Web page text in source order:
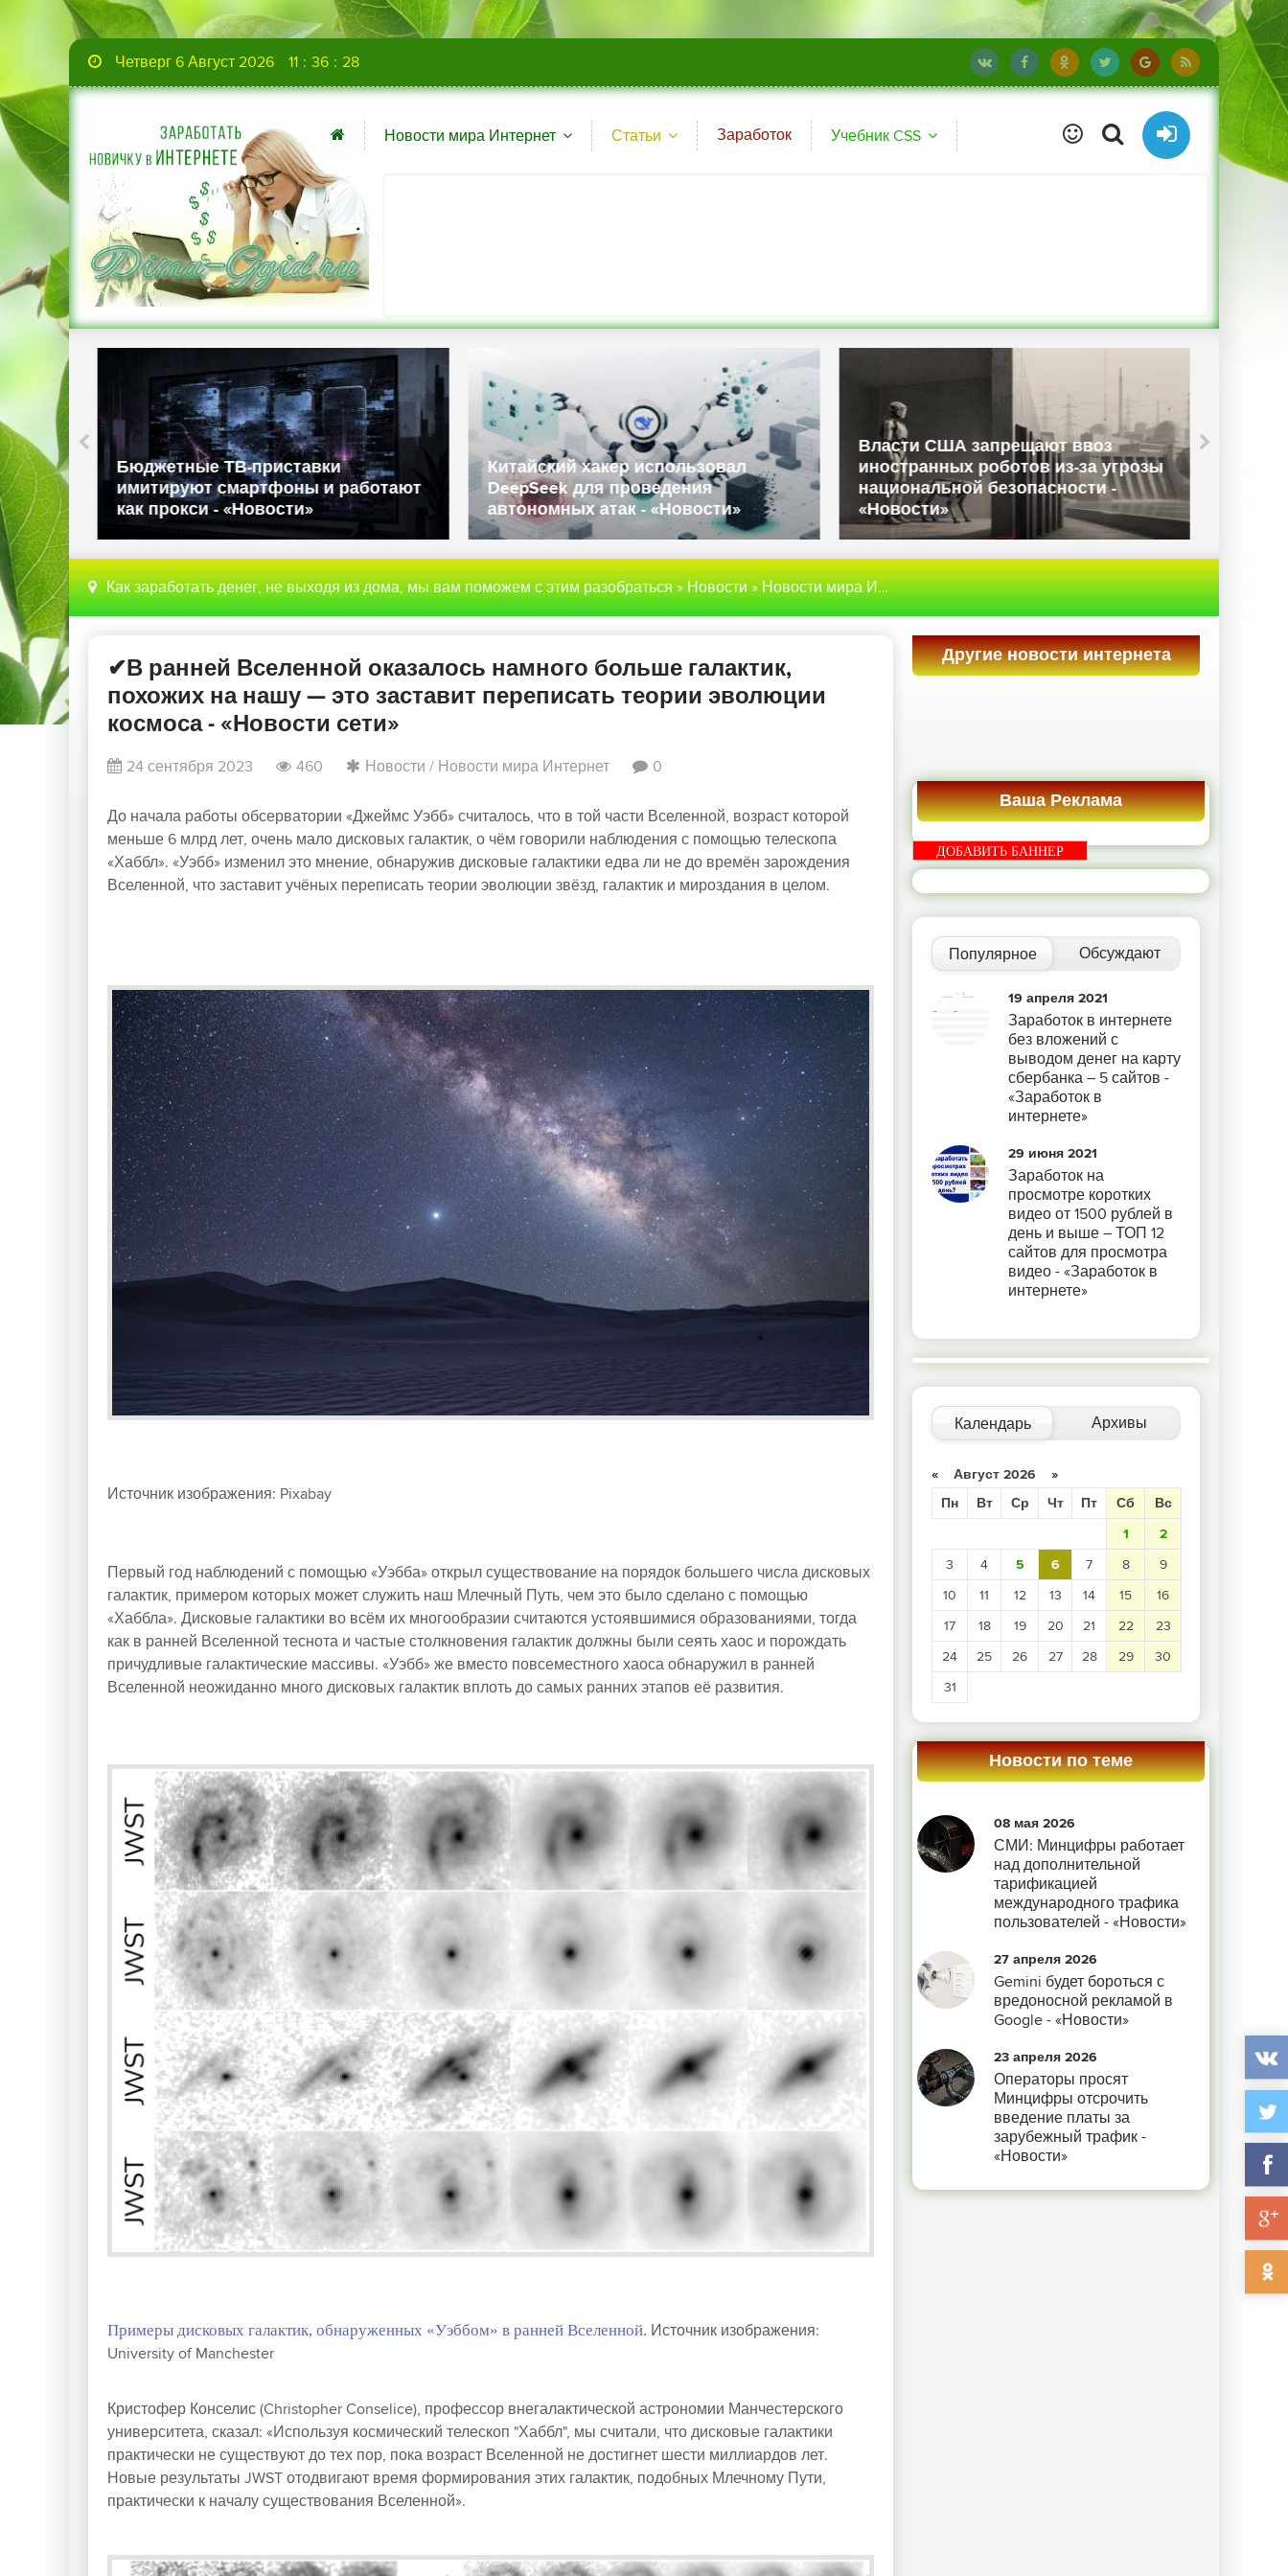
Четверг 6 Август 2026 11 : 36 : 29
Новости мира Интернет Статьи Заработок Учебник CSS
Власти США запрещают ввоз
иностранных роботов из-за угрозы
национальной безопасности -
«Новости»
Данные полиции и госслужащих
Великобритании попали в даркнет -
«Новости»
Apple потеряла почти $400 млрд
капитализации из-за
неутешительного прогноза -
«Новости сети»
Как заработать денег, не выходя из дома, мы вам поможем с этим разобраться»Новости»Новости мира Интернет » В ранней Вселенной оказалось намного
✔В ранней Вселенной оказалось намного больше галактик,
похожих на нашу — это заставит переписать теории эволюции
космоса - «Новости сети»
24 сентября 2023 460 Новости / Новости мира Интернет 0
До начала работы обсерватории «Джеймс Уэбб» считалось, что в той части Вселенной, возраст которой
меньше 6 млрд лет, очень мало дисковых галактик, о чём говорили наблюдения с помощью телескопа
«Хаббл». «Уэбб» изменил это мнение, обнаружив дисковые галактики едва ли не до времён зарождения
Вселенной, что заставит учёных переписать теории эволюции звёзд, галактик и мироздания в целом.
Источник изображения: Pixabay
Первый год наблюдений с помощью «Уэбба» открыл существование на порядок большего числа дисковых
галактик, примером которых может служить наш Млечный Путь, чем это было сделано с помощью
«Хаббла». Дисковые галактики во всём их многообразии считаются устоявшимися образованиями, тогда
как в ранней Вселенной теснота и частые столкновения галактик должны были сеять хаос и порождать
причудливые галактические массивы. «Уэбб» же вместо повсеместного хаоса обнаружил в ранней
Вселенной неожиданно много дисковых галактик вплоть до самых ранних этапов её развития.
Примеры дисковых галактик, обнаруженных «Уэббом» в ранней Вселенной. Источник изображения:
University of Manchester
Кристофер Конселис (Christopher Conselice), профессор внегалактической астрономии Манчестерского
университета, сказал: «Используя космический телескоп "Хаббл", мы считали, что дисковые галактики
практически не существуют до тех пор, пока возраст Вселенной не достигнет шести миллиардов лет.
Новые результаты JWST отодвигают время формирования этих галактик, подобных Млечному Пути,
практически к началу существования Вселенной».
Другие новости интернета
Ваша Реклама
ДОБАВИТЬ БАННЕР
Популярное Обсуждают
19 апреля 2021
Заработок в интернете
без вложений с
выводом денег на карту
сбербанка – 5 сайтов -
«Заработок в
интернете»
29 июня 2021
Заработок на
просмотре коротких
видео от 1500 рублей в
день и выше – ТОП 12
сайтов для просмотра
видео - «Заработок в
интернете»
Календарь Архивы
« Август 2026 »
Пн
Вт Ср Чт Пт Сб
Вс
1
2
3
4 5 6 7 8
9
10
11 12 13 14 15
16
17
18 19 20 21 22
23
24
25 26 27 28 29
30
31
Новости по теме
08 мая 2026
СМИ: Минцифры работает
над дополнительной
тарификацией
международного трафика
пользователей - «Новости»
27 апреля 2026
Gemini будет бороться с
вредоносной рекламой в
Google - «Новости»
23 апреля 2026
Операторы просят
Минцифры отсрочить
введение платы за
зарубежный трафик -
«Новости»